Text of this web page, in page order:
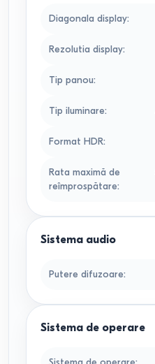
Diagonala display:
Rezolutia display:
Tip panou:
Tip iluminare:
Format HDR:
Rata maximă de
reîmprospătare:
Sistema audio
Putere difuzoare:
Sistema de operare